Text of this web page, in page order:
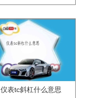
仪表tc斜杠什么意思